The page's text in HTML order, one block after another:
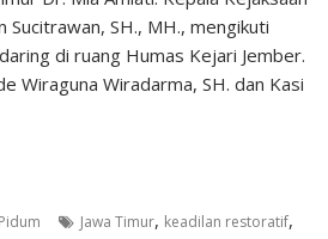
Sucitrawan, SH., MH., mengikuti
di ruang Humas Kejari Jember.
Wiraguna Wiradarma, SH. dan Kasi
Jawa Timur, keadilan restoratif,